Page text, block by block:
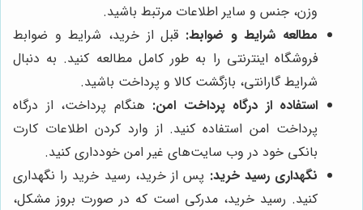
وزن، جنس و سایر اطلاعات مرتبط باشید.
مطالعه شرایط و ضوابط: قبل از خرید، شرایط و ضوابط
فروشگاه اینترنتی را به طور کامل مطالعه کنید. به دنبال
شرایط گارانتی، بازگشت کالا و پرداخت باشید.
استفاده از درگاه پرداخت امن: هنگام پرداخت، از درگاه
پرداخت امن استفاده کنید. از وارد کردن اطلاعات کارت
بانکی خود در وب سایت‌های غیر امن خودداری کنید.
نگهداری رسید خرید: پس از خرید، رسید خرید را نگهداری
کنید. رسید خرید، مدرکی است که در صورت بروز مشکل،